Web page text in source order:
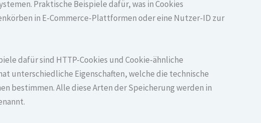
Praktische Beispiele dafür, was in Cookies
in E-Commerce-Plattformen oder eine Nutzer-ID zur
dafür sind HTTP-Cookies und Cookie-ähnliche
unterschiedliche Eigenschaften, welche die technische
bestimmen. Alle diese Arten der Speicherung werden in